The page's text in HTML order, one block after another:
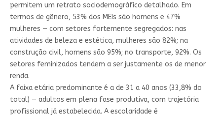
permitem um retrato sociodemográfico detalhado. Em
termos de gênero, 53% dos MEIs são homens e 47%
mulheres — com setores fortemente segregados: nas
atividades de beleza e estética, mulheres são 82%; na
construção civil, homens são 95%; no transporte, 92%. Os
setores feminizados tendem a ser justamente os de menor
renda.
A faixa etária predominante é a de 31 a 40 anos (33,8% do
total) — adultos em plena fase produtiva, com trajetória
profissional já estabelecida. A escolaridade é